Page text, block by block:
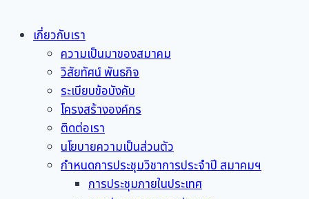
เกี่ยวกับเรา
ความเป็นมาของสมาคม
วิสัยทัศน์ พันธกิจ
ระเบียบข้อบังคับ
โครงสร้างองค์กร
ติดต่อเรา
นโยบายความเป็นส่วนตัว
กำหนดการประชุมวิชาการประจำปี สมาคมฯ
การประชุมภายในประเทศ